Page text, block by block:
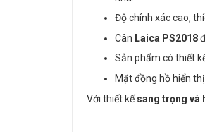
Độ chính xác cao,
Cân Laica PS2018
Sản phẩm có thiết
Mặt đồng hồ hiển
Với thiết kếsang trọng và